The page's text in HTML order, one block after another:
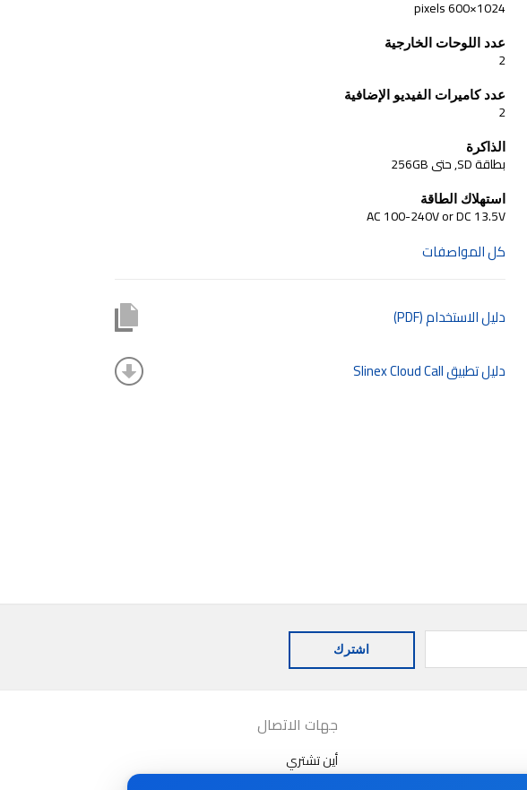
1024×600 pixels
عدد اللوحات الخارجية
2
عدد كاميرات الفيديو الإضافية
2
الذاكرة
بطاقة SD, حتى 256GB
استهلاك الطاقة
AC 100-240V or DC 13.5V
كل المواصفات
دليل الاستخدام (PDF)
دليل تطبيق Slinex Cloud Call
اشترك
جهات الاتصال
أين تشتري